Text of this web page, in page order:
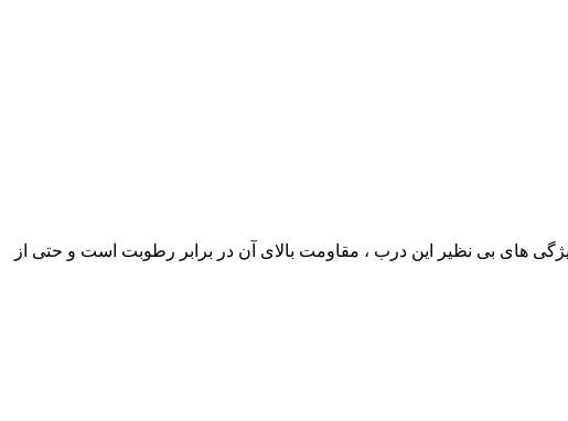
های بی نظیر این درب ، مقاومت بالای آن در برابر رطوبت است و حتی از